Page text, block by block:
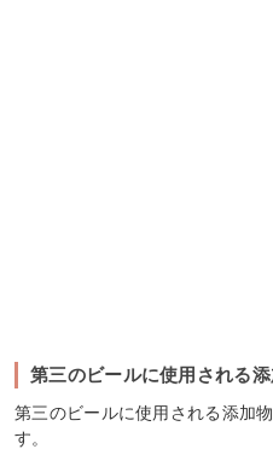
第三のビールに使用される
第三のビールに使用される添加
す。